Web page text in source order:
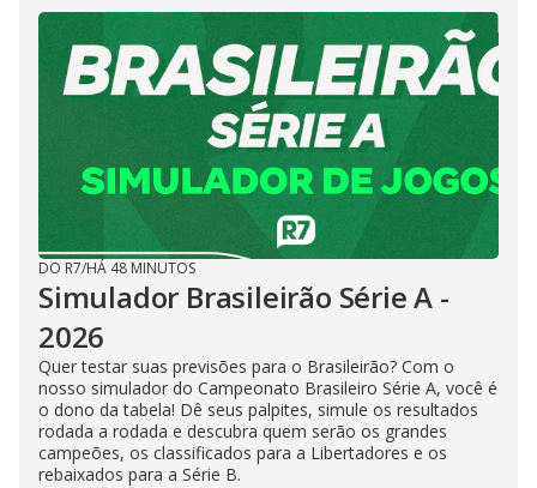
DO R7/HÁ 48 MINUTOS
Simulador Brasileirão Série A -
2026
Quer testar suas previsões para o Brasileirão? Com o
nosso simulador do Campeonato Brasileiro Série A, você é
o dono da tabela! Dê seus palpites, simule os resultados
rodada a rodada e descubra quem serão os grandes
campeões, os classificados para a Libertadores e os
rebaixados para a Série B.